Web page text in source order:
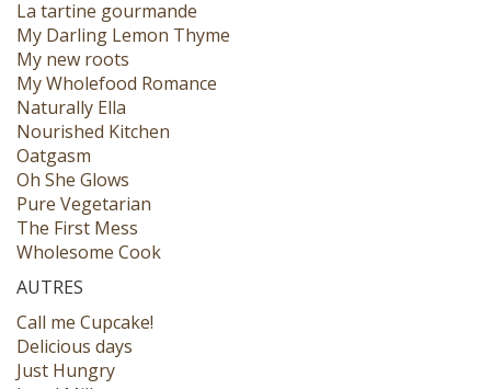
La tartine gourmande
My Darling Lemon Thyme
My new roots
My Wholefood Romance
Naturally Ella
Nourished Kitchen
Oatgasm
Oh She Glows
Pure Vegetarian
The First Mess
Wholesome Cook
AUTRES
Call me Cupcake!
Delicious days
Just Hungry